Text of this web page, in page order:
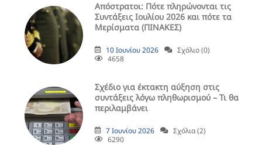
Aπόστρατοι: Πότε πληρώνονται τις
Συντάξεις Ιουλίου 2026 και πότε τα
Μερίσματα (ΠΙΝΑΚΕΣ)
10 Ιουνίου 2026
Σχόλιο (0)
4658
Σχέδιο για έκτακτη αύξηση στις
συντάξεις λόγω πληθωρισμού – Τι θα
περιλαμβάνει
7 Ιουνίου 2026
Σχόλια (2)
6290